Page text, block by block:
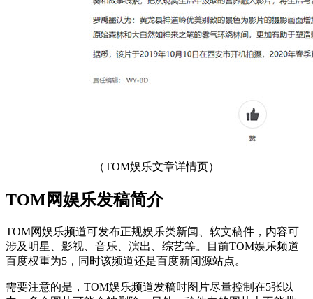
（TOM娱乐文章详情页）
TOM网娱乐发稿简介
TOM网娱乐频道可发布正规娱乐类新闻、软文稿件，内容可
涉及明星、影视、音乐、演出、综艺等。目前TOM娱乐频道
百度权重为5，同时该频道还是百度新闻源站点。
需要注意的是，TOM娱乐频道发稿时图片尽量控制在5张以